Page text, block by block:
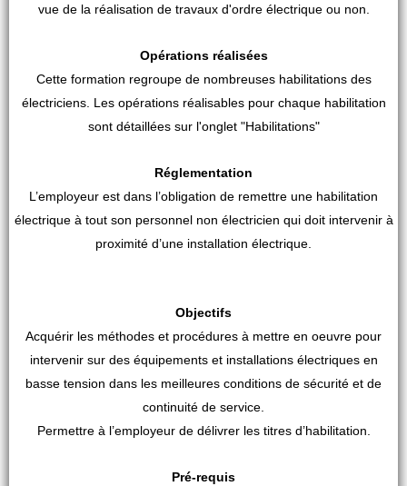
vue de la réalisation de travaux d'ordre électrique ou non.
Opérations réalisées
Cette formation regroupe de nombreuses habilitations des
électriciens. Les opérations réalisables pour chaque habilitation
sont détaillées sur l'onglet "Habilitations"
Réglementation
L’employeur est dans l’obligation de remettre une habilitation
électrique à tout son personnel non électricien qui doit intervenir à
proximité d’une installation électrique.
Objectifs
Acquérir les méthodes et procédures à mettre en oeuvre pour
intervenir sur des équipements et installations électriques en
basse tension dans les meilleures conditions de sécurité et de
continuité de service.
Permettre à l’employeur de délivrer les titres d’habilitation.
Pré-requis